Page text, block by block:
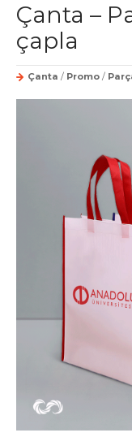
Çanta –
çapla
Çanta / Promo /